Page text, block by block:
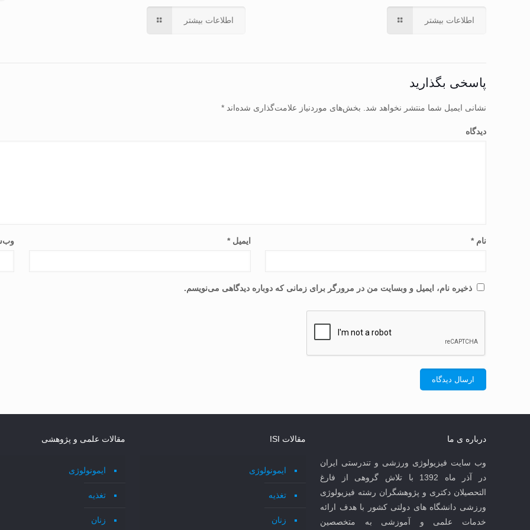
اطلاعات بیشتر اطلاعات بیشتر
پاسخی بگذارید
نشانی ایمیل شما منتشر نخواهد شد. بخش‌های موردنیاز علامت‌گذاری شده‌اند*
دیدگاه
نام* ایمیل*
ذخیره نام، ایمیل و وبسایت من در مرورگر برای زمانی که دوباره دیدگاهی می‌نویسم.
درباره ی ما
وب سایت فیزیولوژی ورزشی و تندرستی ایران
در آذر ماه 1392 با تلاش گروهی از فارغ
التحصیلان دکتری و پژوهشگران رشته فیزیولوژی
ورزشی دانشگاه های دولتی کشور با هدف ارائه
خدمات علمی و آموزشی به متخصصین
مقالات ISI
ایمونولوژی
تغذیه
زنان
مقالات علمی و پژوهشی
ایمونولوژی
تغذیه
زنان